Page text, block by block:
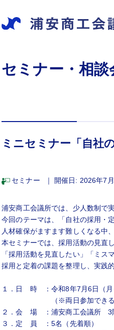
セミナー・相
ミニセミナー「自社
セミナー ｜ 開催日: 2026年7
浦安商工会議所では、少人数制で
今回のテーマは、「自社の採用・
人材確保がますます難しくなる中
本セミナーでは、採用活動の見直
「採用活動を見直したい」「ミス
採用と定着の課題を整理し、実践
１．日 時 ：令和8年7月6日（
（※両日参加できる方
２．会 場 ：浦安商工会議所 3
３．定 員 ：5名（先着順）